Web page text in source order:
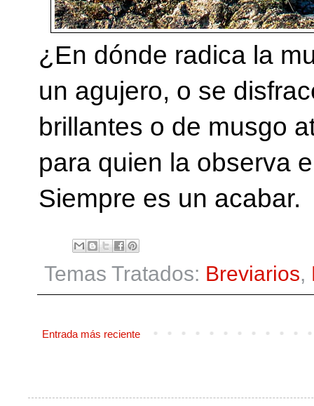
¿En dónde radica la
un agujero, o se
brillantes o de musgo
para quien la observa
Siempre es un acabar.
Temas Tratados: Breviarios,
Entrada más reciente